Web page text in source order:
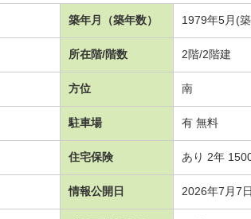
築年月（築年数） 1979年5月(
所在階/階数 2階/2階建
方位 南
駐車場 有 無料
住宅保険 あり 2年
情報公開日 2026年7月7日